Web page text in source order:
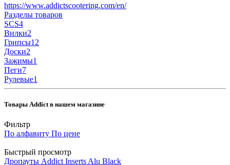
https://www.addictscootering.com/en/
Разделы товаров
SCS4
Вилки2
Грипсы12
Доски2
Зажимы1
Пеги7
Рулевые1
Товары Addict в нашем магазине
Фильтр
По алфавиту По цене
Быстрый просмотр
Дропауты Addict Inserts Alu Black